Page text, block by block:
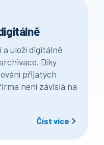
uloží digitálně
Díky
přijatých
není závislá na
Číst více